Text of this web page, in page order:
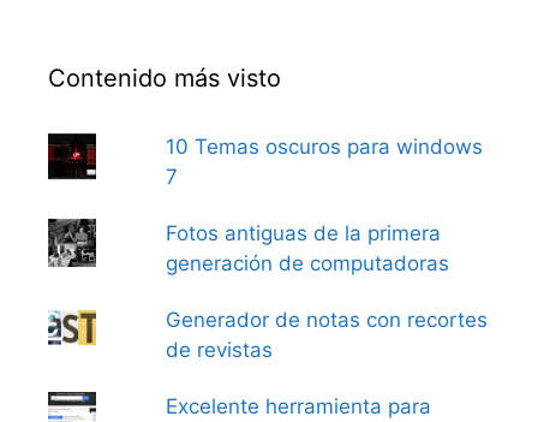
Contenido más visto
10 Temas oscuros para windows
7
Fotos antiguas de la primera
generación de computadoras
Generador de notas con recortes
de revistas
Excelente herramienta para